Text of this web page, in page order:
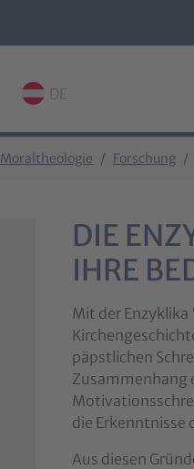
DE
Moraltheologie Forschung
DIE
IHRE
Mit der Enzyklika
päpstlichen
Zusammenhang
die Erkenntnisse
Aus diesen